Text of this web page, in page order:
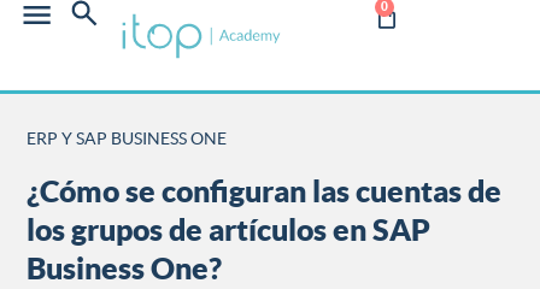
0
ERP Y SAP BUSINESS ONE
¿Cómo se configuran las cuentas de
los grupos de artículos en SAP
Business One?